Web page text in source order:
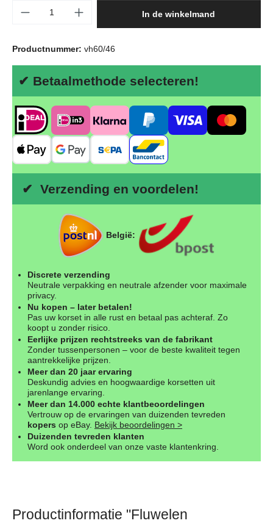
Producthoeveelheid: Voer de gewenste
In de winkelmand
Productnummer: vh60/46
✔ Betaalmethode selecteren!
✔ Verzending en voordelen!
België:
Discrete verzending
Neutrale verpakking en neutrale afzender voor maximale
privacy.
Nu kopen – later betalen!
Pas uw korset in alle rust en betaal pas achteraf. Zo
koopt u zonder risico.
Eerlijke prijzen rechtstreeks van de fabrikant
Zonder tussenpersonen – voor de beste kwaliteit tegen
aantrekkelijke prijzen.
Meer dan 20 jaar ervaring
Deskundig advies en hoogwaardige korsetten uit
jarenlange ervaring.
Meer dan 14.000 echte klantbeoordelingen
Vertrouw op de ervaringen van duizenden tevreden
kopers op eBay. Bekijk beoordelingen >
Duizenden tevreden klanten
Word ook onderdeel van onze vaste klantenkring.
Productinformatie "Fluwelen